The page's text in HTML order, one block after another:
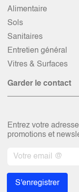
Alimentaire
Sols
Sanitaires
Entretien général
Vitres & Surfaces
Garder le contact
Entrez votre
promotions et
S'enregistrer